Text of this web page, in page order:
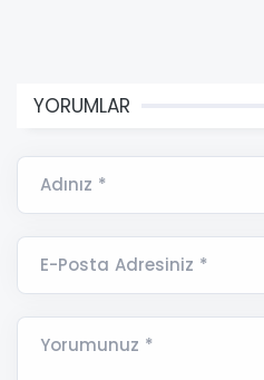
YORUMLAR
Adınız *
E-Posta Adresiniz *
Yorumunuz *